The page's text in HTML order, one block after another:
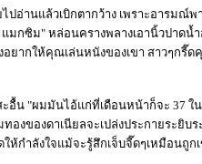
ปอ่านแล้วเบิกตากว้าง เพราะอารมณ์
แมกซิม" หล่อนครางพลางเอานิ้วปาด
อยากให้คุณเล่นหนังของเขา สาวๆก
อื้น "ผมมันไอ้แก่ที่เดือนหน้าก็จะ 37
งของดาเนียลจะเปล่งประกายระยิ
ห้กำลังใจแม้จะรู้สึกเจ็บจี๊ดๆเหมือนถูก